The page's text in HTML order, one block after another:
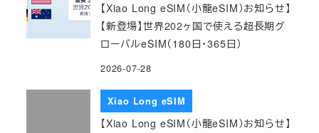
【Xiao Long eSIM（小龍eSIM）お知らせ】
【新登場】世界202ヶ国で使える超長期グ
ローバルeSIM（180日・365日）
2026-07-28
Xiao Long eSIM
【Xiao Long eSIM（小龍eSIM）お知らせ】